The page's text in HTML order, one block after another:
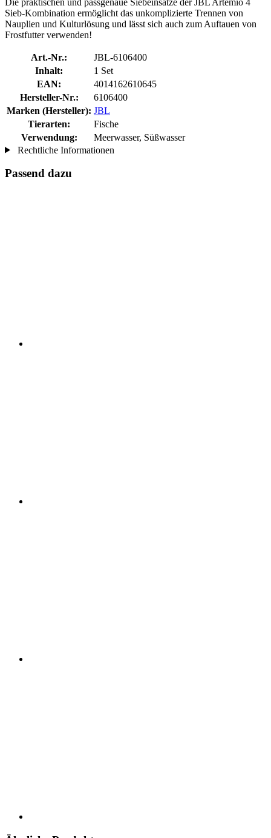
Sieb-Kombination ermöglicht das unkomplizierte Trennen von
Nauplien und Kulturlösung und lässt sich auch zum Auftauen von
Frostfutter verwenden!
Art.-Nr.:
JBL-6106400
Inhalt:
1 Set
EAN:
4014162610645
Hersteller-Nr.:
6106400
Marken (Hersteller): JBL
Tierarten:
Fische
Verwendung:
Meerwasser, Süßwasser
Rechtliche Informationen
Passend dazu